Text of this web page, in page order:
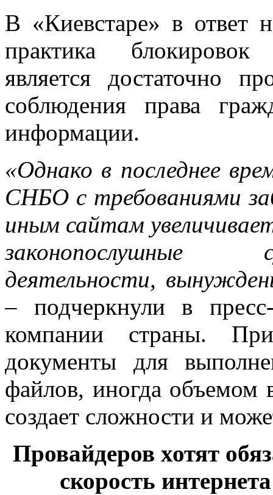
В «Киевстаре» в ответ
практика
является достаточно
соблюдения права
информации.
«Однако в последнее
СНБО с требованиями
иным сайтам
законопослушные
деятельности,
– подчеркнули в
компании страны.
документы для
файлов, иногда объемом
создает сложности и
Провайдеров хотят
скорость